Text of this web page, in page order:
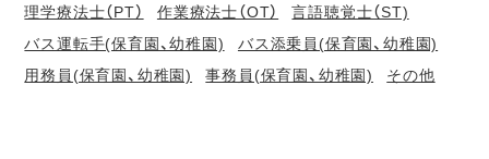
理学療法士（PT）
作業療法士（OT）
言語聴覚士（ST)
バス運転手(保育園、幼稚園)
バス添乗員(保育園、幼稚園)
用務員(保育園、幼稚園)
事務員(保育園、幼稚園) その他